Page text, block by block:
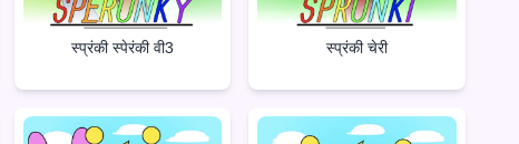
स्प्रंकी स्पेरंकी वी3 स्प्रंकी चेरी